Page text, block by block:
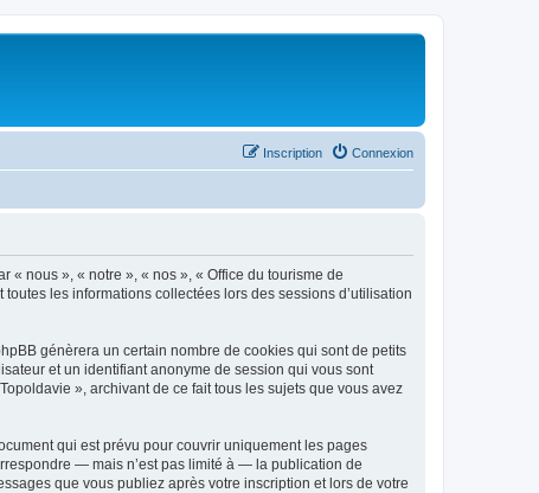
Connexion
Inscription
nous », « notre », « nos », « Office du tourisme de
les informations collectées lors des sessions d’utilisation
génèrera un certain nombre de cookies qui sont de petits
et un identifiant anonyme de session qui vous sont
», archivant de ce fait tous les sujets que vous avez
qui est prévu pour couvrir uniquement les pages
— mais n’est pas limité à — la publication de
que vous publiez après votre inscription et lors de votre